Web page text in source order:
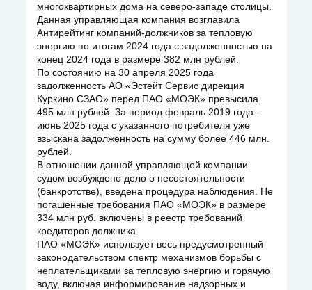
многоквартирных дома на северо-западе столицы.
Данная управляющая компания возглавила
Антирейтинг компаний-должников за тепловую
энергию по итогам 2024 года с задолженностью на
конец 2024 года в размере 382 млн рублей.
По состоянию на 30 апреля 2025 года
задолженность АО «Эстейт Сервис дирекция
Куркино СЗАО» перед ПАО «МОЭК» превысила
495 млн рублей. За период февраль 2019 года -
июнь 2025 года с указанного потребителя уже
взыскана задолженность на сумму более 446 млн.
рублей.
В отношении данной управляющей компании
судом возбуждено дело о несостоятельности
(банкротстве), введена процедура наблюдения. Не
погашенные требования ПАО «МОЭК» в размере
334 млн руб. включены в реестр требований
кредиторов должника.
ПАО «МОЭК» использует весь предусмотренный
законодательством спектр механизмов борьбы с
неплательщиками за тепловую энергию и горячую
воду, включая информирование надзорных и